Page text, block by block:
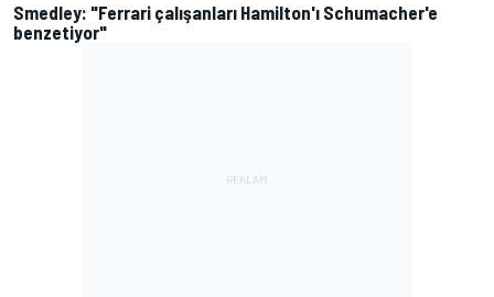
Smedley: "Ferrari çalışanları Hamilton'ı Schumacher'e
benzetiyor"